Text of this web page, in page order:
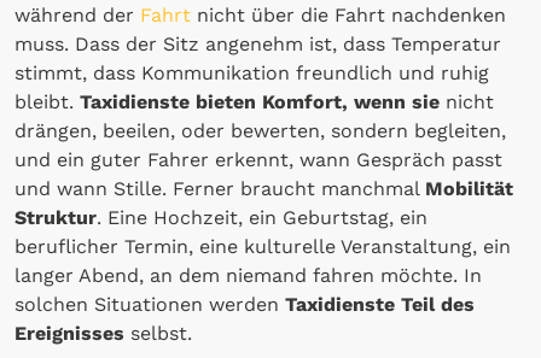
während der Fahrt nicht über die Fahrt nachdenken
muss. Dass der Sitz angenehm ist, dass Temperatur
stimmt, dass Kommunikation freundlich und ruhig
bleibt. Taxidienste bieten Komfort, wenn sie nicht
drängen, beeilen, oder bewerten, sondern begleiten,
und ein guter Fahrer erkennt, wann Gespräch passt
und wann Stille. Ferner braucht manchmal Mobilität
Struktur. Eine Hochzeit, ein Geburtstag, ein
beruflicher Termin, eine kulturelle Veranstaltung, ein
langer Abend, an dem niemand fahren möchte. In
solchen Situationen werden Taxidienste Teil des
Ereignisses selbst.